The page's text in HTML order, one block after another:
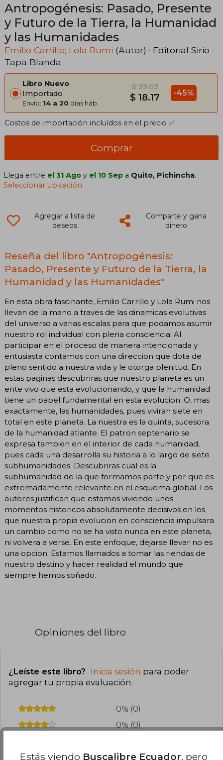
Antropogénesis: Pasado, Presente
y Futuro de la Tierra, la Humanidad
y las Humanidades
Emilio Carrillo; Lola Rumi (Autor) · Editorial Sirio ·
Tapa Blanda
Libro Nuevo
Importado
Envío: 14 a 20 días háb.
$ 33.03
$ 18.17 -45%
Costos de importación incluídos en el precio ✅
Comprar
Llega entre el 31 Ago y el 10 Sep a Quito, Pichincha.
Seleccionar ubicación
Agregar a lista de
deseos
Comparte y gana
dinero
Reseña del libro "Antropogénesis:
Pasado, Presente y Futuro de la Tierra, la
Humanidad y las Humanidades"
En esta obra fascinante, Emilio Carrillo y Lola Rumi nos
llevan de la mano a traves de las dinamicas evolutivas
del universo a varias escalas para que podamos asumir
nuestro rol individual con plena consciencia. Al
participar en el proceso de manera intencionada y
entusiasta contamos con una direccion que dota de
pleno sentido a nuestra vida y le otorga plenitud. En
estas paginas descubriras que nuestro planeta es un
ente vivo que esta evolucionando, y que la humanidad
tiene un papel fundamental en esta evolucion. O, mas
exactamente, las humanidades, pues viviran siete en
total en este planeta. La nuestra es la quinta, sucesora
de la humanidad atlante. El patron septenario se
expresa tambien en el interior de cada humanidad,
pues cada una desarrolla su historia a lo largo de siete
subhumanidades. Descubriras cual es la
subhumanidad de la que formamos parte y por que es
extremadamente relevante en el esquema global. Los
autores justifican que estamos viviendo unos
momentos historicos absolutamente decisivos en los
que nuestra propia evolucion en consciencia impulsara
un cambio como no se ha visto nunca en este planeta,
ni volvera a verse. En este enfoque, dejarse llevar no es
una opcion. Estamos llamados a tomar las riendas de
nuestro destino y hacer realidad el mundo que
siempre hemos soñado.
Opiniones del libro
¿Leíste este libro? Inicia sesión para poder
agregar tu propia evaluación.
0% (0)
0% (0)
0% (0)
Estás viendo Buscalibre Ecuador, pero